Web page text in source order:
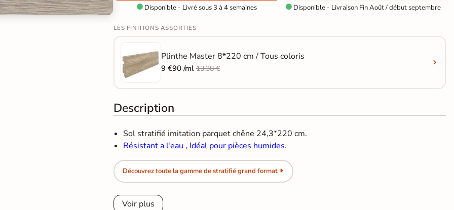
 Disponible - Livré sous 3 à 4 semaines Disponible - Livraison Fin Août / début septembre
LES FINITIONS ASSORTIES
Plinthe Master 8*220 cm / Tous coloris
9 €90 /ml13,38 €
Description
Sol stratifié imitation parquetchêne 24,3*220 cm.
Résistant a l'eau , Idéal pour pièces humides.
Découvrez toute la gamme de stratifié grand format
Voir plus